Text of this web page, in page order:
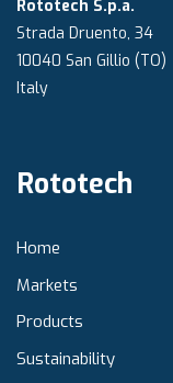
Rototech S.p.a.
Strada Druento, 34
10040 San Gillio (TO)
Italy
Rototech
Home
Markets
Products
Sustainability